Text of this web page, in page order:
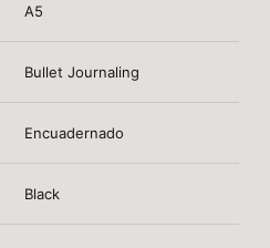
A5
Bullet Journaling
Encuadernado
Black